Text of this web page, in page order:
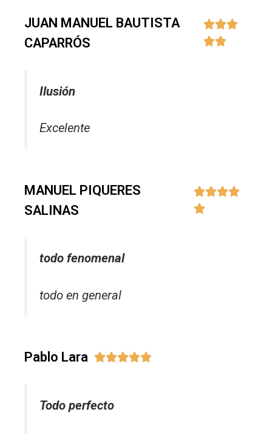
JUAN MANUEL BAUTISTA
CAPARRÓS


Ilusión
Excelente
MANUEL PIQUERES
SALINAS


todo fenomenal
todo en general
Pablo Lara 
Todo perfecto